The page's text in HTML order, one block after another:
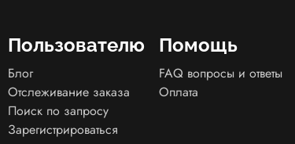
Пользователю
Блог
Отслеживание заказа
Поиск по запросу
Зарегистрироваться
Помощь
FAQ вопросы и ответы
Оплата